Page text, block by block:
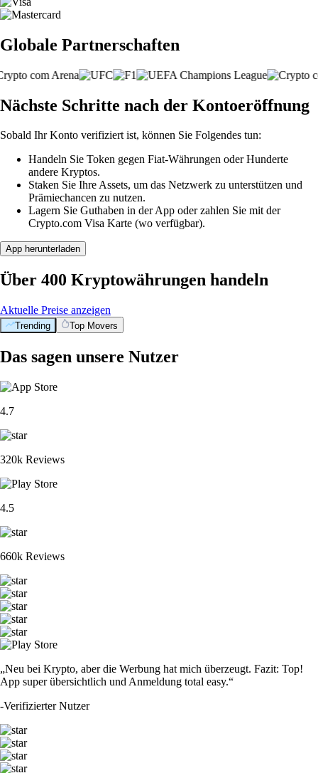
Globale Partnerschaften
Nächste Schritte nach der Kontoeröffnung
Sobald Ihr Konto verifiziert ist, können Sie Folgendes tun:
Handeln Sie Token gegen Fiat-Währungen oder Hunderte
andere Kryptos.
Staken Sie Ihre Assets, um das Netzwerk zu unterstützen und
Prämiechancen zu nutzen.
Lagern Sie Guthaben in der App oder zahlen Sie mit der
Crypto.com Visa Karte (wo verfügbar).
App herunterladen
Über 400 Kryptowährungen handeln
Aktuelle Preise anzeigen
Trending Top Movers
Das sagen unsere Nutzer
4.7
320k Reviews
4.5
660k Reviews
„Neu bei Krypto, aber die Werbung hat mich überzeugt. Fazit: Top!
App super übersichtlich und Anmeldung total easy.“
-Verifizierter Nutzer